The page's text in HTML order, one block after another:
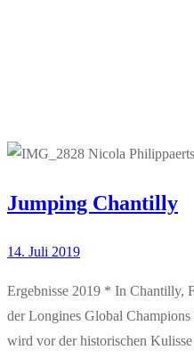
Jumping Chantilly
14. Juli 2019
Ergebnisse 2019 * In Chantilly,
der Longines Global
wird vor der historischen